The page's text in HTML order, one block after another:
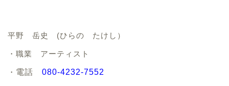
平野 岳史 (ひらの たけし）
・職業 アーティスト
・ 電話 080-4232-7552